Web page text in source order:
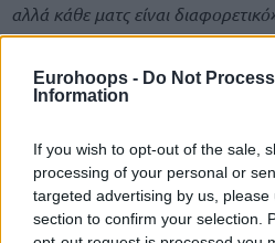
Eurohoops - Do Not
Information
If you wish to opt-out of the sale,
processing of your personal or
targeted advertising by us,
section to confirm your selection.
αλλά κάθε ματς είναι
μιλώντας και για το επόμενο
στην Αθήνα.